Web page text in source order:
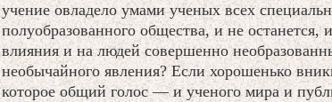
учение овладело умами ученых всех
полуобразованного общества, и не останется,
влияния и на людей совершенно
необычайного явления? Если хорошенько
которое общий голос — и ученого мира и